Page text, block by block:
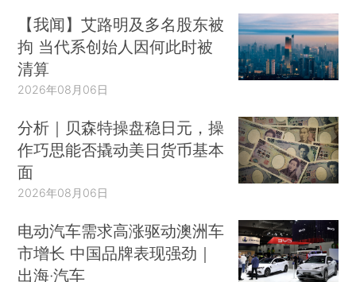
【我闻】艾路明及多名股东被
拘 当代系创始人因何此时被
清算
2026年08月06日
分析｜贝森特操盘稳日元，操
作巧思能否撬动美日货币基本
面
2026年08月06日
电动汽车需求高涨驱动澳洲车
市增长 中国品牌表现强劲｜
出海·汽车